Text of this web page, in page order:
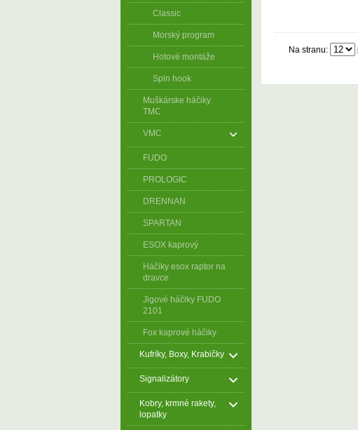
Classic
Morský program
Hotové montáže
Spin hook
Muškárske háčiky
TMC
VMC
FUDO
PROLOGIC
DRENNAN
SPARTAN
ESOX kaprový
Háčiky esox raptor na
dravce
Jigové háčiky FUDO
2101
Fox kaprové háčiky
Kufríky, Boxy, Krabičky
Signalizátory
Kobry, krmné rakety,
lopatky
Na stranu: